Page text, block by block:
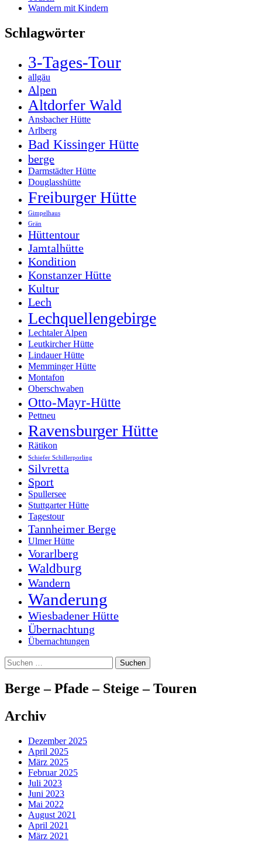
Wandern mit Kindern
Schlagwörter
3-Tages-Tour
allgäu
Alpen
Altdorfer Wald
Ansbacher Hütte
Arlberg
Bad Kissinger Hütte
berge
Darmstädter Hütte
Douglasshütte
Freiburger Hütte
Gimpelhaus
Grän
Hüttentour
Jamtalhütte
Kondition
Konstanzer Hütte
Kultur
Lech
Lechquellengebirge
Lechtaler Alpen
Leutkircher Hütte
Lindauer Hütte
Memminger Hütte
Montafon
Oberschwaben
Otto-Mayr-Hütte
Pettneu
Ravensburger Hütte
Rätikon
Schiefer Schillerporling
Silvretta
Sport
Spullersee
Stuttgarter Hütte
Tagestour
Tannheimer Berge
Ulmer Hütte
Vorarlberg
Waldburg
Wandern
Wanderung
Wiesbadener Hütte
Übernachtung
Übernachtungen
Suchen
nach:
Berge – Pfade – Steige – Touren
Archiv
Dezember 2025
April 2025
März 2025
Februar 2025
Juli 2023
Juni 2023
Mai 2022
August 2021
April 2021
März 2021